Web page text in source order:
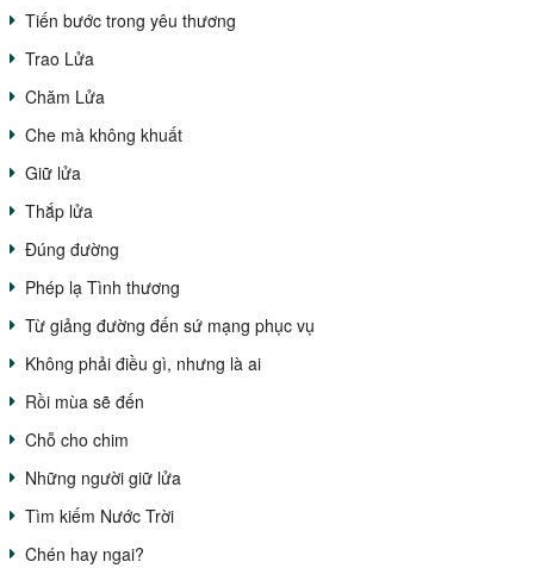
Tiến bước trong yêu thương
Trao Lửa
Chăm Lửa
Che mà không khuất
Giữ lửa
Thắp lửa
Đúng đường
Phép lạ Tình thương
Từ giảng đường đến sứ mạng phục vụ
Không phải điều gì, nhưng là ai
Rồi mùa sẽ đến
Chỗ cho chim
Những người giữ lửa
Tìm kiếm Nước Trời
Chén hay ngai?